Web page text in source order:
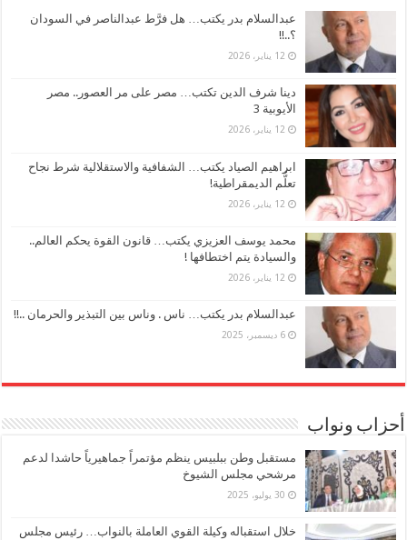
عبدالسلام بدر يكتب… هل فرَّط عبدالناصر في السودان
؟..!!
12 يناير، 2026
دينا شرف الدين تكتب… مصر على مر العصور.. مصر
الأيوبية 3
12 يناير، 2026
ابراهيم الصياد يكتب… الشفافية والاستقلالية شرط نجاح
تعلُّم الديمقراطية!
12 يناير، 2026
محمد يوسف العزيزي يكتب… قانون القوة يحكم العالم..
والسيادة يتم اختطافها !
12 يناير، 2026
عبدالسلام بدر يكتب… ناس . وناس بين التبذير والحرمان ..!!
6 ديسمبر، 2025
أحزاب ونواب
مستقبل وطن ببلبيس ينظم مؤتمراً جماهيرياً حاشدا لدعم
مرشحي مجلس الشيوخ
30 يوليو، 2025
خلال استقباله وكيلة القوي العاملة بالنواب… رئيس مجلس